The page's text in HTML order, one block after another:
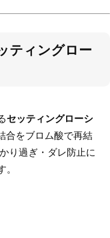
ティングロー
セッティングローシ
合をブロム酸で再結
り過ぎ・ダレ防止に
。